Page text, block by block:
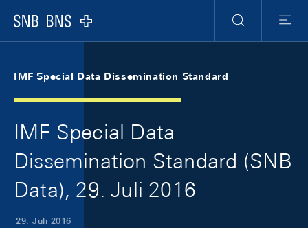
Logo
Suche
Menu
IMF Special Data Dissemination Standard
IMF Special Data
Dissemination Standard (SNB
Data), 29. Juli 2016
29. Juli 2016